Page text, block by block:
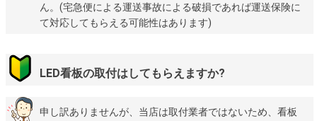
ん。(宅急便による運送事故による破損であれば運送保険に
て対応してもらえる可能性はあります)
LED看板の取付はしてもらえますか?
申し訳ありませんが、当店は取付業者ではないため、看板